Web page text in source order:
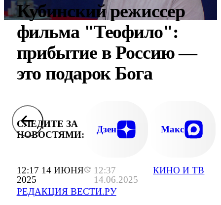
12:17 14 ИЮНЯ
2025
12:37
14.06.2025
РЕДАКЦИЯ ВЕСТИ.РУ
КИНО И ТВ
Кубинский режиссер
фильма "Теофило":
прибытие в Россию —
это подарок Бога
СЛЕДИТЕ ЗА
НОВОСТЯМИ:
Дзен Макс